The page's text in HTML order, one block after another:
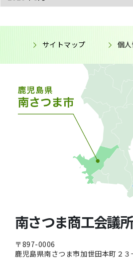
サイトマップ 個
南さつま商工会議所
〒897-0006
鹿児島県南さつま市加世田本町２３